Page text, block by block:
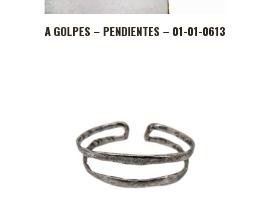
A GOLPES – PENDIENTES – 01-01-0613